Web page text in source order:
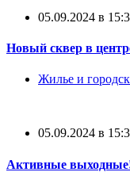
05.09.2024 в
Новый сквер в
Жилье и
05.09.2024 в
Активные